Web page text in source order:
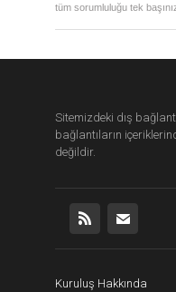
tüm sorumluluğu tek
Sitemizdeki dış
bağlantıların
değildir.
Kuruluş Hakkında